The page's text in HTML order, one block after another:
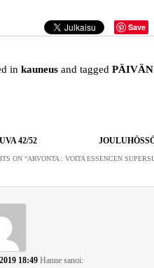
Save
inkauneus and taggedPÄIVÄN
42/52
ON “ARVONTA : VOITA ESSENCEN
18:49 Hanne sanoi: